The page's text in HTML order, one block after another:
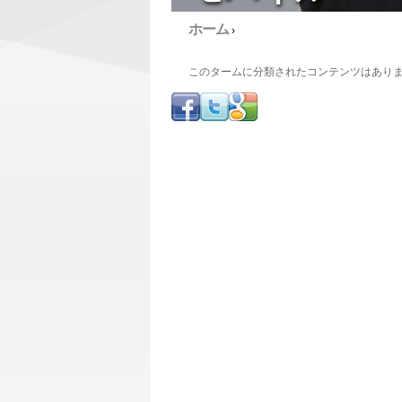
ホーム›
このタームに分類されたコンテンツはあり